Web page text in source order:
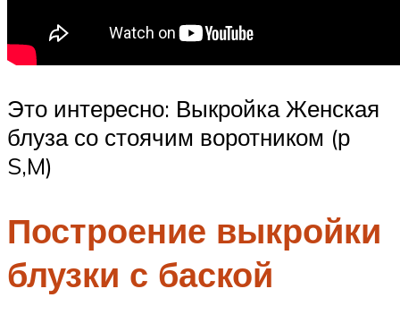
Это интересно: Выкройка Женская
блуза со стоячим воротником (р
S,M)
Построение выкройки
блузки с баской